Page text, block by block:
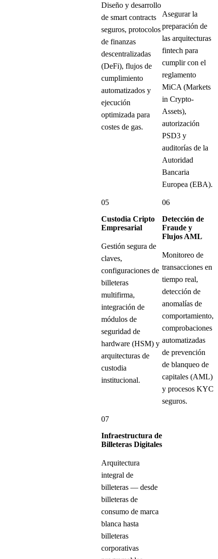
Diseño y desarrollo
de smart contracts
seguros, protocolos
de finanzas
descentralizadas
(DeFi), flujos de
cumplimiento
automatizados y
ejecución
optimizada para
costes de gas.
Asegurar la
preparación de
las arquitecturas
fintech para
cumplir con el
reglamento
MiCA (Markets
in Crypto-
Assets),
autorización
PSD3 y
auditorías de la
Autoridad
Bancaria
Europea (EBA).
05
Custodia Cripto
Empresarial
Gestión segura de
claves,
configuraciones de
billeteras
multifirma,
integración de
módulos de
seguridad de
hardware (HSM) y
arquitecturas de
custodia
institucional.
06
Detección de
Fraude y
Flujos AML
Monitoreo de
transacciones en
tiempo real,
detección de
anomalías de
comportamiento,
comprobaciones
automatizadas
de prevención
de blanqueo de
capitales (AML)
y procesos KYC
seguros.
07
Infraestructura de
Billeteras Digitales
Arquitectura
integral de
billeteras — desde
billeteras de
consumo de marca
blanca hasta
billeteras
corporativas